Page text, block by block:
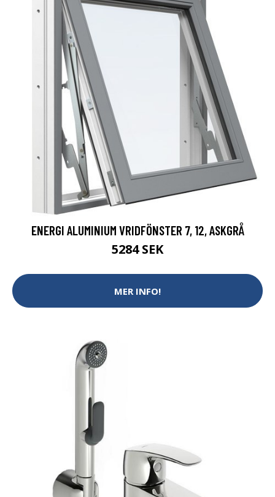
ENERGI ALUMINIUM VRIDFÖNSTER 7, 12, ASKGRÅ
5284 SEK
MER INFO!